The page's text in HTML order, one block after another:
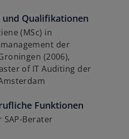
Qualifikationen
(MSc) in
der
(2006),
of IT Auditing der
Funktionen
Berater